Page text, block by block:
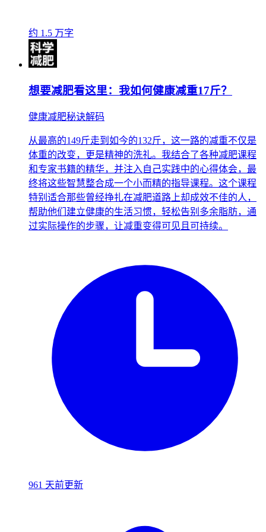
约 1.5 万字
想要减肥看这里：我如何健康减重17斤？
健康减肥秘诀解码
从最高的149斤走到如今的132斤，这一路的减重不仅是
体重的改变，更是精神的洗礼。我结合了各种减肥课程
和专家书籍的精华，并注入自己实践中的心得体会，最
终将这些智慧整合成一个小而精的指导课程。这个课程
特别适合那些曾经挣扎在减肥道路上却成效不佳的人，
帮助他们建立健康的生活习惯，轻松告别多余脂肪，通
过实际操作的步骤，让减重变得可见且可持续。
961 天前更新